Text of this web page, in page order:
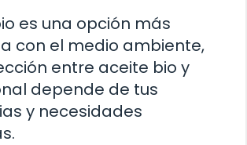
es una opción más
con el medio ambiente,
entre aceite bio y
depende de tus
y necesidades